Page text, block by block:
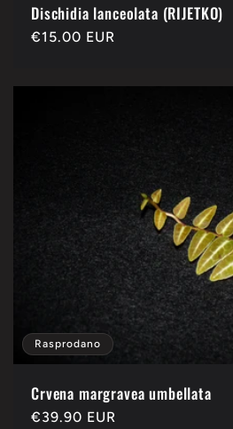
Dischidia lanceolata (RIJETKO)
Redovna
€15.00 EUR
Rasprodano
Crvena margravea umbellata
Redovna
€39.90 EUR